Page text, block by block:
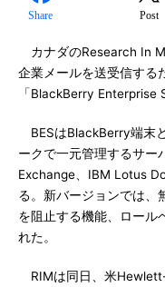
Share Post
カナダのResearch In
企業メールを送受信する
「BlackBerry Enterprise
BESはBlackBerry端末
ークで一元管理するサ
Exchange、IBM Lotus
る。新バージョンでは、
を阻止する機能、ロール
れた。
RIMは同日、米